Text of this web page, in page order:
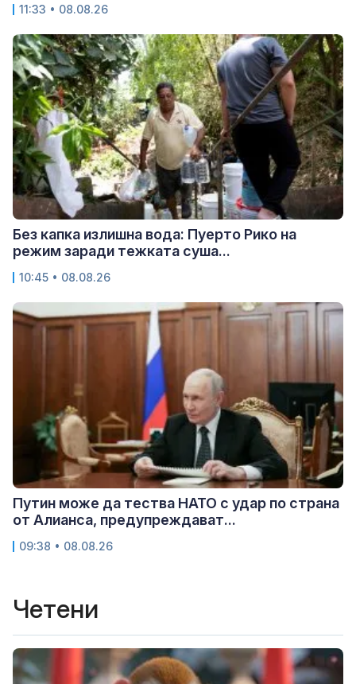
11:33 • 08.08.26
Без капка излишна вода: Пуерто Рико на
режим заради тежката суша...
10:45 • 08.08.26
Путин може да тества НАТО с удар по страна
от Алианса, предупреждават...
09:38 • 08.08.26
Четени